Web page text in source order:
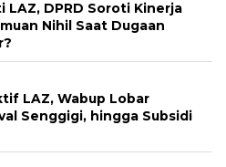
LAZ, DPRD Soroti Kinerja
Nihil Saat Dugaan
LAZ, Wabup Lobar
Senggigi, hingga Subsidi